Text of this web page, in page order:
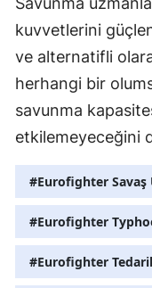
kuvvetlerini
ve alternatifli
herhangi bir
savunma
etkilemeyeceğini
#Eurofighter Savaş
#Eurofighter
#Eurofighter